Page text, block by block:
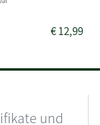
€12,99
und